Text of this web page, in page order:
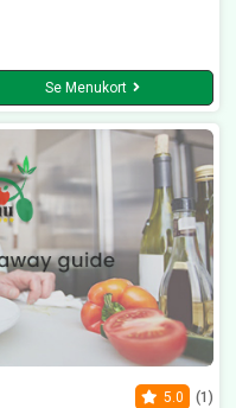
Se Menukort
5.0 (1)